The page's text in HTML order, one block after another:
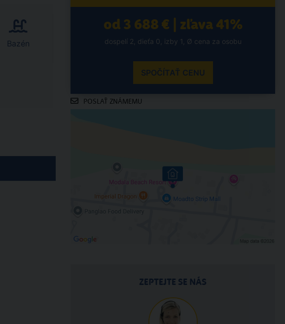
Bazén
od 3 688 € | zľava 41%
dospelí 2, dieťa 0, izby 1, Ø cena za osobu
SPOČÍTAŤ CENU
POSLAŤ ZNÁMEMU
ZEPTEJTE SE NÁS